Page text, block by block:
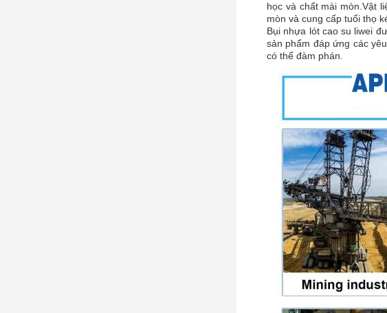
học và chất mài mòn.Vật
mòn và cung cấp tuổi thọ
Bụi nhựa lót cao su liwei
sản phẩm đáp ứng các
có thể đàm phán.